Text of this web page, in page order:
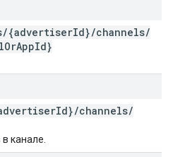
/{advertiserId}/channels/
OrAppId}
Id}/channels/
канале.